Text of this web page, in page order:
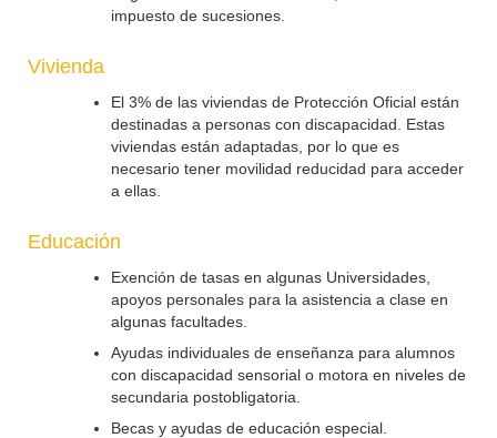
impuesto de sucesiones.
Vivienda
El 3% de las viviendas de Protección Oficial están
destinadas a personas con discapacidad. Estas
viviendas están adaptadas, por lo que es
necesario tener movilidad reducidad para acceder
a ellas.
Educación
Exención de tasas en algunas Universidades,
apoyos personales para la asistencia a clase en
algunas facultades.
Ayudas individuales de enseñanza para alumnos
con discapacidad sensorial o motora en niveles de
secundaria postobligatoria.
Becas y ayudas de educación especial.